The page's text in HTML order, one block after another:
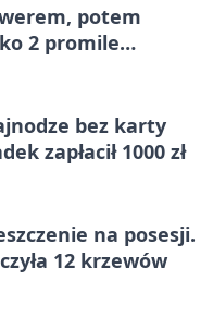
potem
2 promile
bez karty
zapłacił 1000 zł
na posesji.
12 krzewów